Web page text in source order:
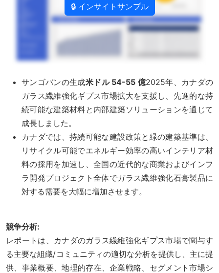
🔒 インサイトサンプル
サンゴバンの生成米ドル 54-55 億2025年、カナダの
ガラス繊維強化ギプス市場拡大を支援し、先進的な持
続可能な建築材料と内部建築ソリューションを通じて
成長しました。
カナダでは、持続可能な建設政策と緑の建築基準は、
リサイクル可能でエネルギー効率の高いインテリア材
料の採用を加速し、全国の近代的な商業およびインフ
ラ開発プロジェクト全体でガラス繊維強化石膏製品に
対する需要を大幅に増加させます。
競争分析:
レポートは、カナダのガラス繊維強化ギプス市場で関与す
る主要な組織/コミュニティの適切な分析を提供し、主に提
供、事業概要、地理的存在、企業戦略、セグメント市場シ